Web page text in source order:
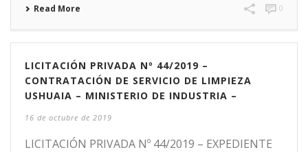
Read More 0
LICITACIÓN PRIVADA Nº 44/2019 –
CONTRATACIÓN DE SERVICIO DE LIMPIEZA
USHUAIA – MINISTERIO DE INDUSTRIA –
16 de octubre de 2019
LICITACIÓN PRIVADA Nº 44/2019 – EXPEDIENTE